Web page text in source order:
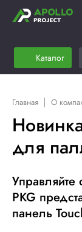
Каталог
Главная О
для
Управляйте
PKG
панель